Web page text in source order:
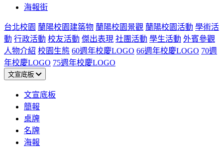
海報街
台北校園 蘭陽校園建築物 蘭陽校園景觀 蘭陽校園活動 學術活
動 行政活動 校友活動 傑出表現 社團活動 學生活動 外賓參觀
人物介紹 校園生態 60週年校慶LOGO 66週年校慶LOGO 70週
年校慶LOGO 75週年校慶LOGO
文宣底板
文宣底板
簡報
桌牌
名牌
海報